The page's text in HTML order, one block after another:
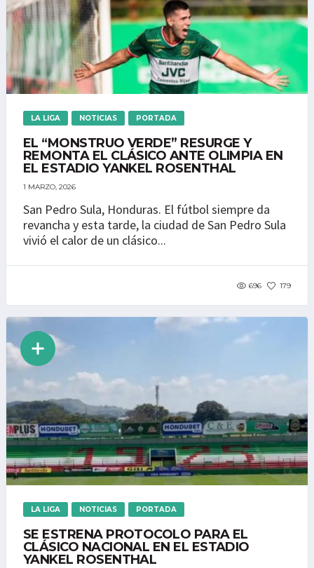
LA LIGA NOTICIAS PORTADA
EL “MONSTRUO VERDE” RESURGE Y
REMONTA EL CLÁSICO ANTE OLIMPIA EN
EL ESTADIO YANKEL ROSENTHAL
1 MARZO, 2026
San Pedro Sula, Honduras. El fútbol siempre da
revancha y esta tarde, la ciudad de San Pedro Sula
vivió el calor de un clásico...
696 179
LA LIGA NOTICIAS PORTADA
SE ESTRENA PROTOCOLO PARA EL
CLÁSICO NACIONAL EN EL ESTADIO
YANKEL ROSENTHAL